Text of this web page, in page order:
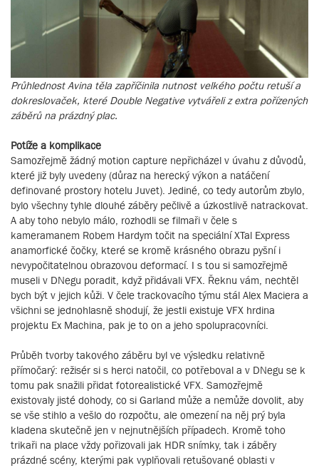
Průhlednost Avina těla zapříčinila nutnost velkého počtu retuší a
dokreslovaček, které Double Negative vytvářeli z extra pořízených
záběrů na prázdný plac.
Potíže a komplikace
Samozřejmě žádný motion capture nepřicházel v úvahu z důvodů,
které již byly uvedeny (důraz na herecký výkon a natáčení
definované prostory hotelu Juvet). Jediné, co tedy autorům zbylo,
bylo všechny tyhle dlouhé záběry pečlivě a úzkostlivě natrackovat.
A aby toho nebylo málo, rozhodli se filmaři v čele s
kameramanem Robem Hardym točit na speciální XTal Express
anamorfické čočky, které se kromě krásného obrazu pyšní i
nevypočitatelnou obrazovou deformací. I s tou si samozřejmě
museli v DNegu poradit, když přidávali VFX. Řeknu vám, nechtěl
bych být v jejich kůži. V čele trackovacího týmu stál Alex Maciera a
všichni se jednohlasně shodují, že jestli existuje VFX hrdina
projektu Ex Machina, pak je to on a jeho spolupracovníci.
Průběh tvorby takového záběru byl ve výsledku relativně
přímočarý: režisér si s herci natočil, co potřeboval a v DNegu se k
tomu pak snažili přidat fotorealistické VFX. Samozřejmě
existovaly jisté dohody, co si Garland může a nemůže dovolit, aby
se vše stihlo a vešlo do rozpočtu, ale omezení na něj prý byla
kladena skutečně jen v nejnutnějších případech. Kromě toho
trikaři na place vždy pořizovali jak HDR snímky, tak i záběry
prázdné scény, kterými pak vyplňovali retušované oblasti v